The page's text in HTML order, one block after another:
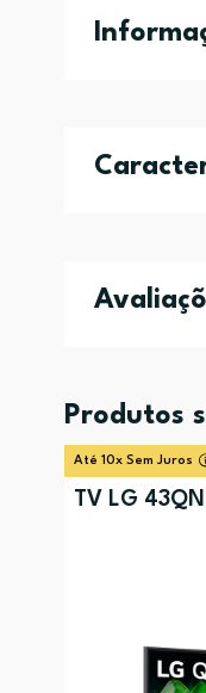
Produtos
Até 10x Sem Juros
TV LG